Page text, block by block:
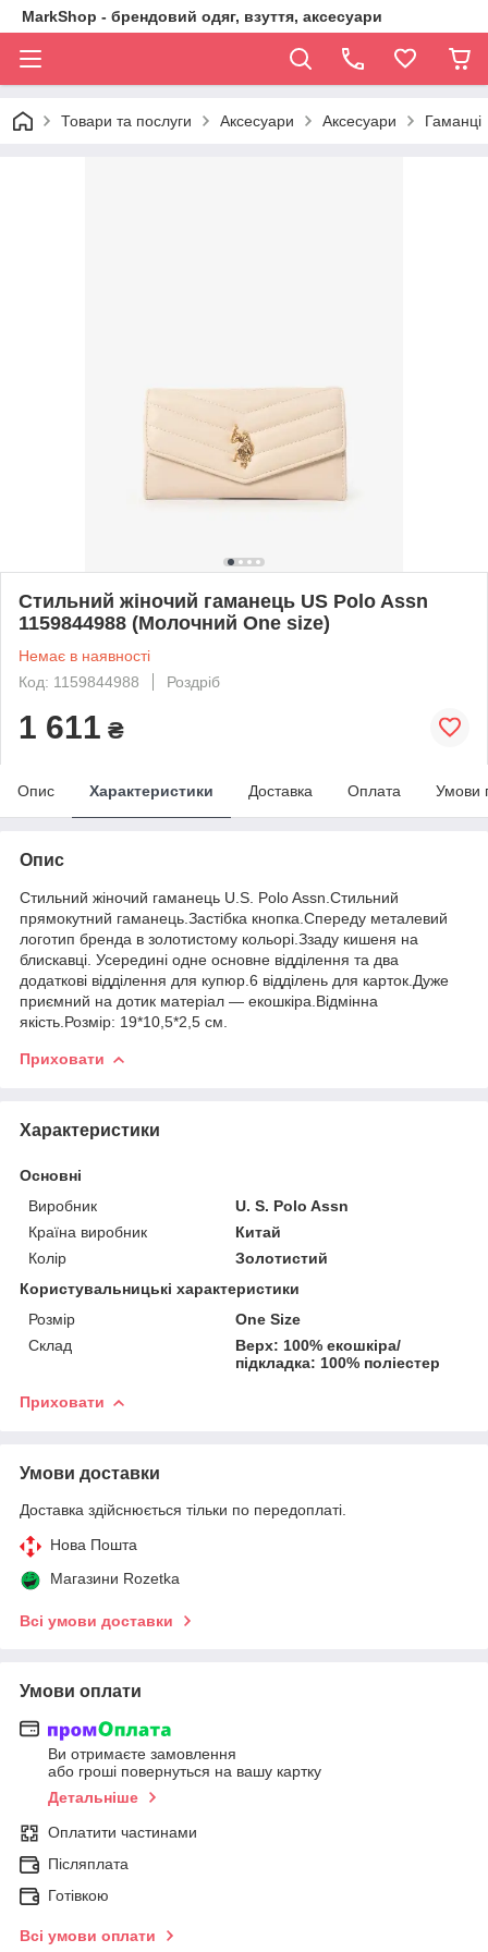
MarkShop - брендовий одяг, взуття, аксесуари
Товари та послуги Аксесуари Аксесуари Гаманці
Стильний жіночий гаманець US Polo Assn
1159844988 (Молочний One size)
Немає в наявності
Код: 1159844988
Роздріб
1 611 ₴
Опис Характеристики Доставка Оплата Умови
Опис
Стильний жіночий гаманець U.S. Polo Assn.Стильний
прямокутний гаманець.Застібка кнопка.Спереду металевий
логотип бренда в золотистому кольорі.Ззаду кишеня на
блискавці. Усередині одне основне відділення та два
додаткові відділення для купюр.6 відділень для карток.Дуже
приємний на дотик матеріал — екошкіра.Відмінна
якість.Розмір: 19*10,5*2,5 см.
Приховати
Характеристики
Основні
Виробник
U. S. Polo Assn
Країна виробник
Китай
Колір
Золотистий
Користувальницькі характеристики
Розмір
One Size
Склад
Верх: 100% екошкіра/
підкладка: 100% поліестер
Приховати
Умови доставки
Доставка здійснюється тільки по передоплаті.
Нова Пошта
Магазини Rozetka
Всі умови доставки
Умови оплати
Ви отримаєте замовлення
або гроші повернуться на вашу картку
Детальніше
Оплатити частинами
Післяплата
Готівкою
Всі умови оплати